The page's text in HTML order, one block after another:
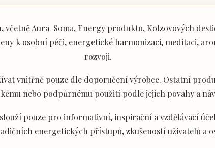
včetně Aura-Soma, Energy produktů, Kolzovových
k osobní péči, energetické harmonizaci, meditaci,
rozvoji.
vnitřně pouze dle doporučení výrobce. Ostatní
nebo podpůrnému použití podle jejich povahy a
pouze pro informativní, inspirační a vzdělávací
energetických přístupů, zkušeností uživatelů a